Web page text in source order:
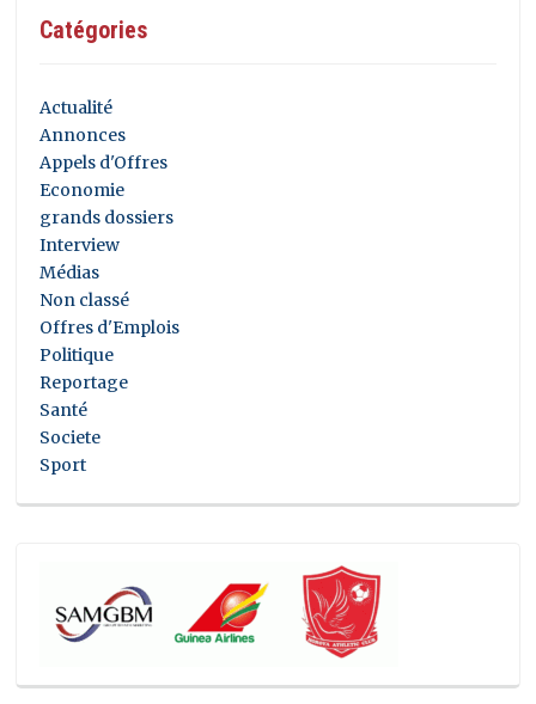
Catégories
Actualité
Annonces
Appels d'Offres
Economie
grands dossiers
Interview
Médias
Non classé
Offres d'Emplois
Politique
Reportage
Santé
Societe
Sport